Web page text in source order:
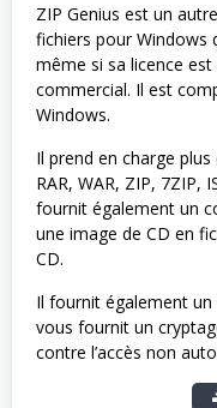
ZIP Genius est un
fichiers pour Windows
même si sa licence
commercial. Il est
Windows.
Il prend en charge
RAR, WAR, ZIP, 7ZIP,
fournit également un
une image de CD en
CD.
Il fournit également
vous fournit un
contre l’accès non